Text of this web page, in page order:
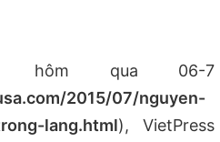
hôm qua 06-7
2015/07/nguyen-
lang.html), VietPress